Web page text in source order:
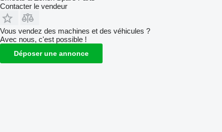
Contacter le vendeur
Vous vendez des machines et des véhicules ?
Avec nous, c'est possible !
Déposer une annonce